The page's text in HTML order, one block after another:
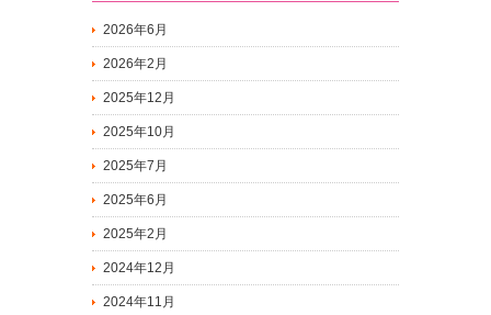
2026年6月
2026年2月
2025年12月
2025年10月
2025年7月
2025年6月
2025年2月
2024年12月
2024年11月